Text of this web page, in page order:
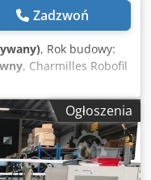
Zadzwoń
, Rok budowy:
, Charmilles Robofil
Charmilles
550 x 350 x 400 mm
Maksymalny kąt
Zintegrowana
5 osiach
1200 x 700
Ogłoszenia